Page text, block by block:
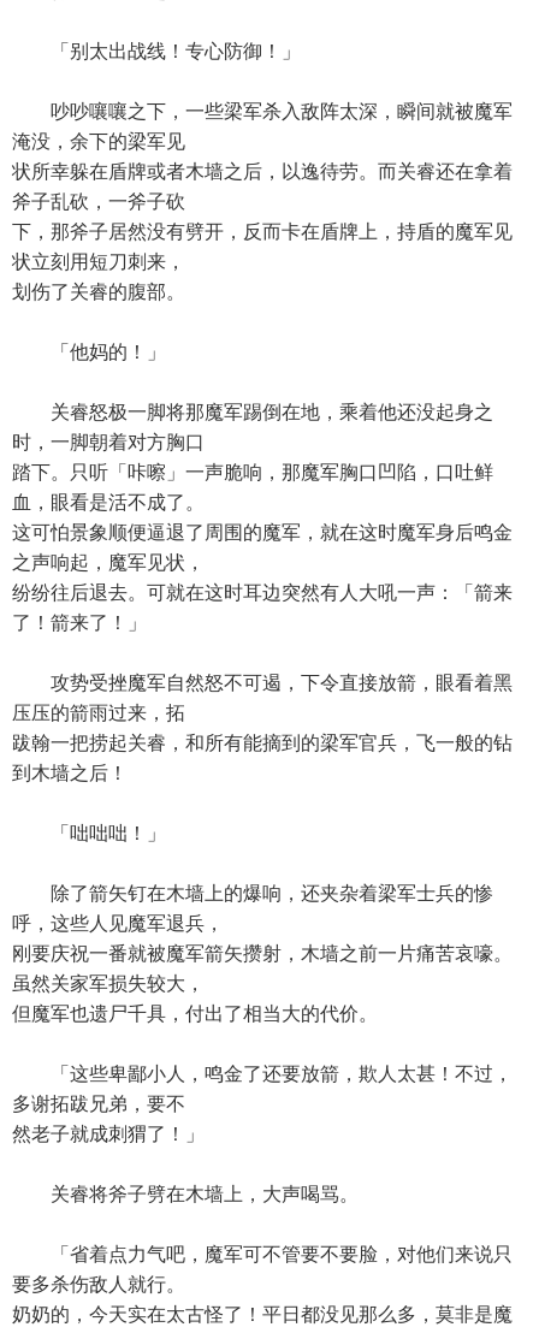
「别太出战线！专心防御！」
吵吵嚷嚷之下，一些梁军杀入敌阵太深，瞬间就被魔军
淹没，余下的梁军见
状所幸躲在盾牌或者木墙之后，以逸待劳。而关睿还在拿着
斧子乱砍，一斧子砍
下，那斧子居然没有劈开，反而卡在盾牌上，持盾的魔军见
状立刻用短刀刺来，
划伤了关睿的腹部。
「他妈的！」
关睿怒极一脚将那魔军踢倒在地，乘着他还没起身之
时，一脚朝着对方胸口
踏下。只听「咔嚓」一声脆响，那魔军胸口凹陷，口吐鲜
血，眼看是活不成了。
这可怕景象顺便逼退了周围的魔军，就在这时魔军身后鸣金
之声响起，魔军见状，
纷纷往后退去。可就在这时耳边突然有人大吼一声：「箭来
了！箭来了！」
攻势受挫魔军自然怒不可遏，下令直接放箭，眼看着黑
压压的箭雨过来，拓
跋翰一把捞起关睿，和所有能摘到的梁军官兵，飞一般的钻
到木墙之后！
「咄咄咄！」
除了箭矢钉在木墙上的爆响，还夹杂着梁军士兵的惨
呼，这些人见魔军退兵，
刚要庆祝一番就被魔军箭矢攒射，木墙之前一片痛苦哀嚎。
虽然关家军损失较大，
但魔军也遗尸千具，付出了相当大的代价。
「这些卑鄙小人，鸣金了还要放箭，欺人太甚！不过，
多谢拓跋兄弟，要不
然老子就成刺猬了！」
关睿将斧子劈在木墙上，大声喝骂。
「省着点力气吧，魔军可不管要不要脸，对他们来说只
要多杀伤敌人就行。
奶奶的，今天实在太古怪了！平日都没见那么多，莫非是魔